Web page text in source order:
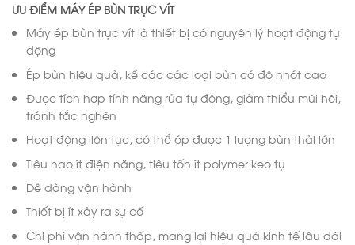
ƯU ĐIỂM MÁY ÉP BÙN TRỤC VÍT
Máy ép bùn trục vít là thiết bị có nguyên lý hoạt động tự
động
Ép bùn hiệu quả, kể các các loại bùn có độ nhớt cao
Được tích hợp tính năng rửa tự động, giảm thiểu mùi hôi,
tránh tắc nghẽn
Hoạt động liên tục, có thể ép được 1 lượng bùn thải lớn
Tiêu hao ít điện năng, tiêu tốn ít polymer keo tụ
Dễ dàng vận hành
Thiết bị ít xảy ra sự cố
Chi phí vận hành thấp, mang lại hiệu quả kinh tế lâu dài